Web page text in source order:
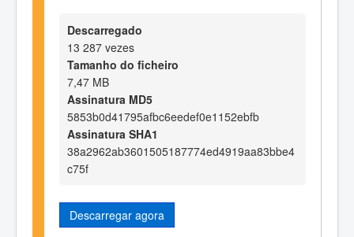
Descarregado
13 287 vezes
Tamanho do ficheiro
7,47 MB
Assinatura MD5
5853b0d41795afbc6eedef0e1152ebfb
Assinatura SHA1
38a2962ab3601505187774ed4919aa83bbe4
c75f
Descarregar agora